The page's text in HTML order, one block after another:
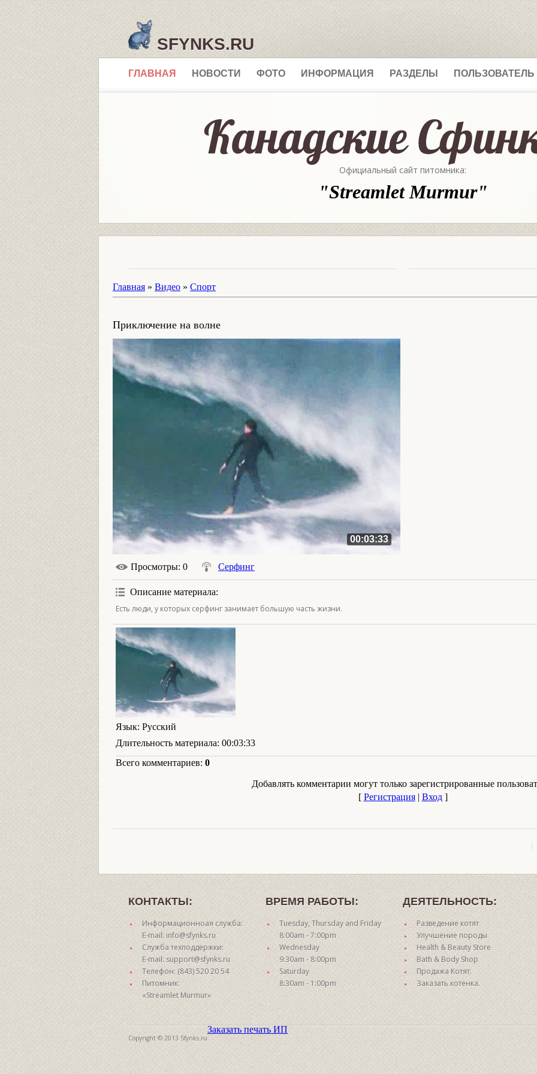
SFYNKS.RU
ГЛАВНАЯ НОВОСТИ ФОТО ИНФОРМАЦИЯ РАЗДЕЛЫ ПОЛЬЗОВАТЕЛЬ
Официальный сайт питомника:
"Streamlet Murmur"
Главная » Видео » Спорт
Приключение на волне
00:03:33
Просмотры: 0 Серфинг
Описание материала:
Есть люди, у которых серфинг занимает большую часть жизни.
Язык: Русский
Длительность материала: 00:03:33
Всего комментариев: 0
Добавлять комментарии могут только зарегистрированные
[ Регистрация| Вход]
КОНТАКТЫ:
Информационноая служба:
E-mail: info@sfynks.ru
Служба техподдержки:
E-mail: support@sfynks.ru
Телефон: (843) 520 20 54
Питомник:
«Streamlet Murmur»
ВРЕМЯ РАБОТЫ:
Tuesday, Thursday and Friday
8:00am - 7:00pm
Wednesday
9:30am - 8:00pm
Saturday
8:30am - 1:00pm
ДЕЯТЕЛЬНОСТЬ:
Разведение котят
Улучшение породы
Health & Beauty Store
Bath & Body Shop
Продажа Котят.
Заказать котенка.
Copyright © 2013 Sfynks.ru
Заказать печать ИП